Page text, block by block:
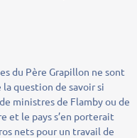
du Père Grapillon ne sont
question de savoir si
ministres de Flamby ou de
et le pays s’en porterait
nets pour un travail de